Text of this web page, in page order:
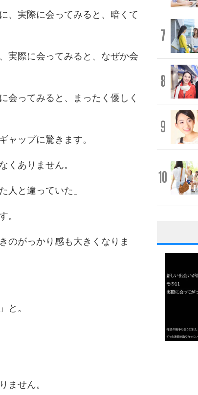
、実際に会ってみると、暗くて
実際に会ってみると、なぜか会
会ってみると、まったく優しく
ャップに驚きます。
くありません。
人と違っていた」
。
のがっかり感も大きくなりま
と。
ません。
7
8
9
10
1
3